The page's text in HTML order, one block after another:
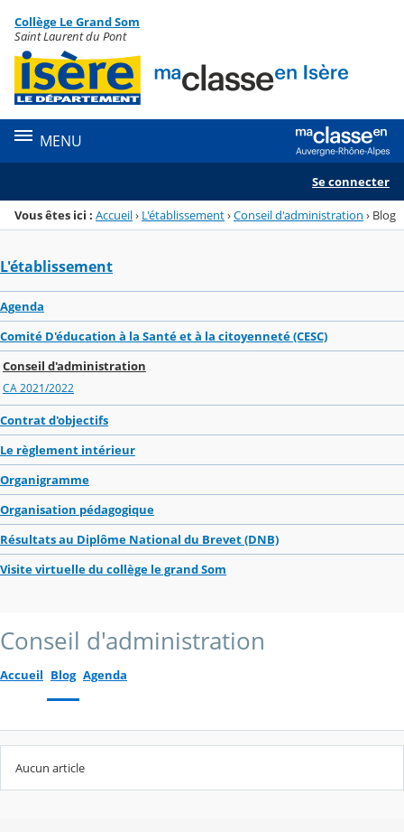
Menu de la rubrique
Contenu
Collège Le Grand Som
Saint Laurent du Pont
MENU
Se connecter
Vous êtes ici : Accueil› L'établissement›Conseil d'administration › Blog
L'établissement
Agenda
Comité D'éducation à la Santé et à la citoyenneté (CESC)
Conseil d'administration
CA 2021/2022
Contrat d'objectifs
Le règlement intérieur
Organigramme
Organisation pédagogique
Résultats au Diplôme National du Brevet (DNB)
Visite virtuelle du collège le grand Som
Conseil d'administration
Accueil Blog Agenda
Aucun article